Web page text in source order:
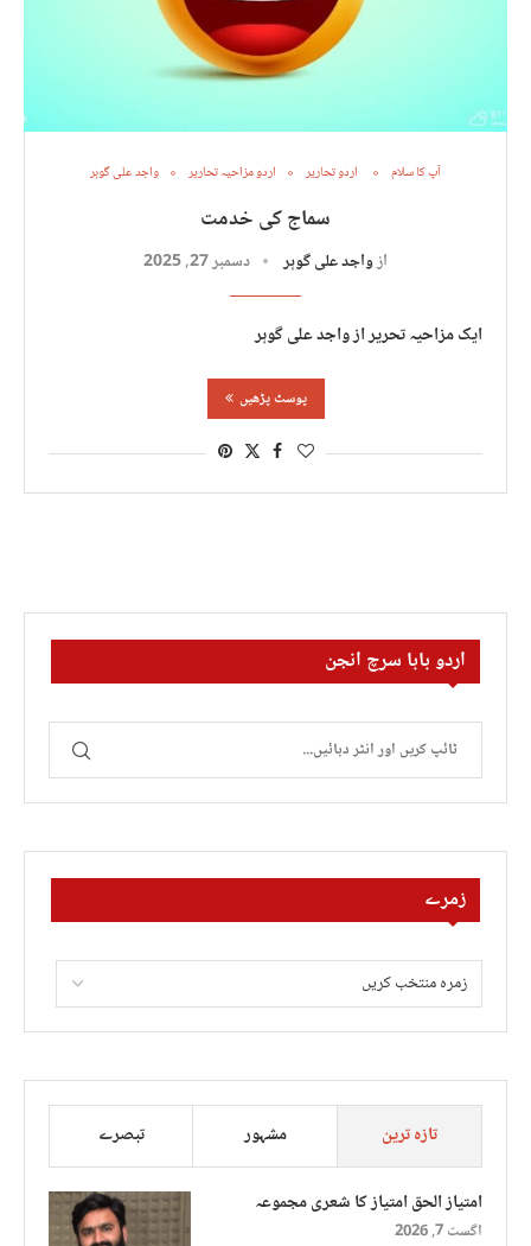
آپ کا سلام اردو تحاریر اردو مزاحیہ تحاریر واجد علی گوہر
سماج کی خدمت
ازواجد علی گوہر دسمبر 27, 2025
ایک مزاحیہ تحریر از واجد علی گوہر
پوسٹ پڑھیں
اردو بابا سرچ انجن
زمرے
تازہ ترین مشہور تبصرے
امتیاز الحق امتیاز کا شعری مجموعہ
اگست 7, 2026